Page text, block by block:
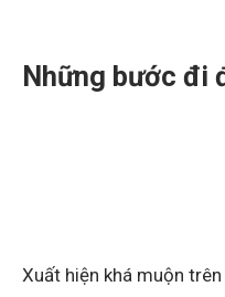
Những bước đi
Xuất hiện khá muộn